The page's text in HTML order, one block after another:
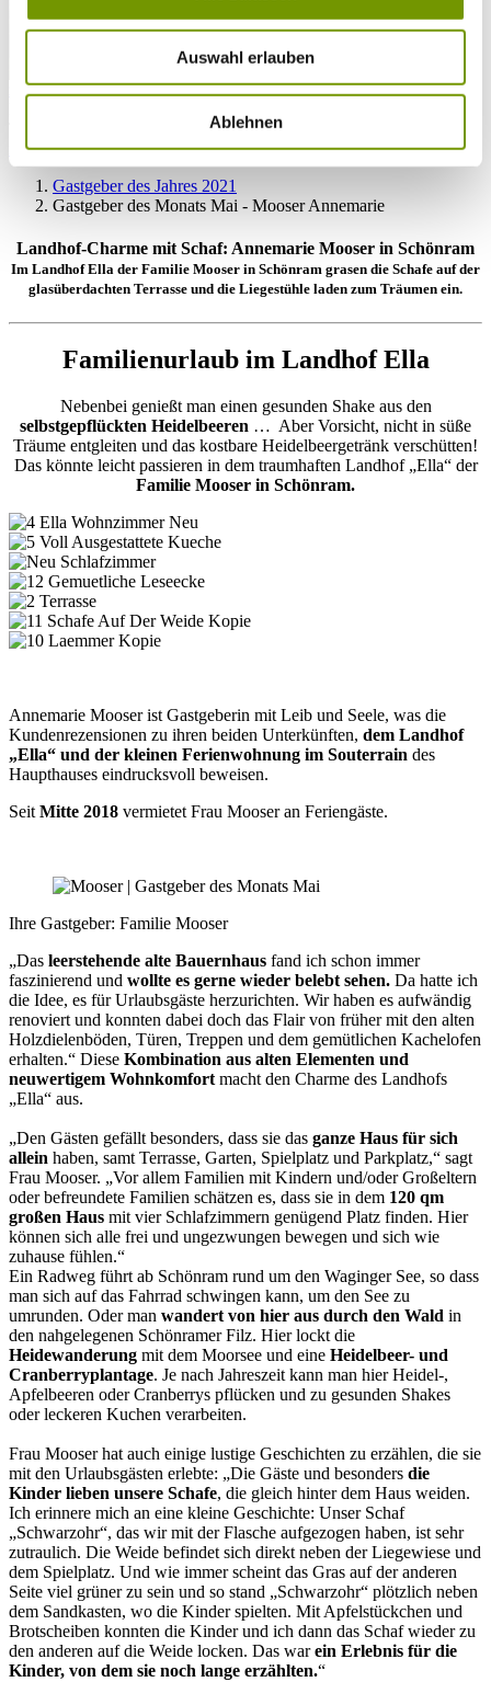
Auswahl erlauben
Ablehnen
zur Webcam
info@waginger-see.deKontaktformular
Gastgeber des Jahres 2021
Gastgeber des Monats Mai - Mooser Annemarie
Landhof-Charme mit Schaf: Annemarie Mooser in Schönram
Im Landhof Ella der Familie Mooser in Schönram grasen die Schafe auf der
glasüberdachten Terrasse und die Liegestühle laden zum Träumen ein.
Familienurlaub im Landhof Ella
Nebenbei genießt man einen gesunden Shake aus den
selbstgepflückten Heidelbeeren … Aber Vorsicht, nicht in süße
Träume entgleiten und das kostbare Heidelbeergetränk verschütten!
Das könnte leicht passieren in dem traumhaften Landhof „Ella“ der
Familie Mooser in Schönram.
Annemarie Mooser ist Gastgeberin mit Leib und Seele, was die
Kundenrezensionen zu ihren beiden Unterkünften, dem Landhof
„Ella“ und der kleinen Ferienwohnung im Souterrain des
Haupthauses eindrucksvoll beweisen.
Seit Mitte 2018 vermietet Frau Mooser an Feriengäste.
Ihre Gastgeber: Familie Mooser
„Das leerstehende alte Bauernhaus fand ich schon immer
faszinierend und wollte es gerne wieder belebt sehen. Da hatte ich
die Idee, es für Urlaubsgäste herzurichten. Wir haben es aufwändig
renoviert und konnten dabei doch das Flair von früher mit den alten
Holzdielenböden, Türen, Treppen und dem gemütlichen Kachelofen
erhalten.“ Diese Kombination aus alten Elementen und
neuwertigem Wohnkomfort macht den Charme des Landhofs
„Ella“ aus.
„Den Gästen gefällt besonders, dass sie das ganze Haus für sich
allein haben, samt Terrasse, Garten, Spielplatz und Parkplatz,“ sagt
Frau Mooser. „Vor allem Familien mit Kindern und/oder Großeltern
oder befreundete Familien schätzen es, dass sie in dem 120 qm
großen Haus mit vier Schlafzimmern genügend Platz finden. Hier
können sich alle frei und ungezwungen bewegen und sich wie
zuhause fühlen.“
Ein Radweg führt ab Schönram rund um den Waginger See, so dass
man sich auf das Fahrrad schwingen kann, um den See zu
umrunden. Oder man wandert von hier aus durch den Wald in
den nahgelegenen Schönramer Filz. Hier lockt die
Heidewanderung mit dem Moorsee und eine Heidelbeer- und
Cranberryplantage. Je nach Jahreszeit kann man hier Heidel-,
Apfelbeeren oder Cranberrys pflücken und zu gesunden Shakes
oder leckeren Kuchen verarbeiten.
Frau Mooser hat auch einige lustige Geschichten zu erzählen, die sie
mit den Urlaubsgästen erlebte: „Die Gäste und besonders die
Kinder lieben unsere Schafe, die gleich hinter dem Haus weiden.
Ich erinnere mich an eine kleine Geschichte: Unser Schaf
„Schwarzohr“, das wir mit der Flasche aufgezogen haben, ist sehr
zutraulich. Die Weide befindet sich direkt neben der Liegewiese und
dem Spielplatz. Und wie immer scheint das Gras auf der anderen
Seite viel grüner zu sein und so stand „Schwarzohr“ plötzlich neben
dem Sandkasten, wo die Kinder spielten. Mit Apfelstückchen und
Brotscheiben konnten die Kinder und ich dann das Schaf wieder zu
den anderen auf die Weide locken. Das warein Erlebnis für die
Kinder, von dem sie noch lange erzählten.“